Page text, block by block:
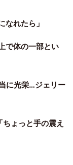
なれたら」
で体の一部とい
に光栄…ジェリー
ょっと手の震え